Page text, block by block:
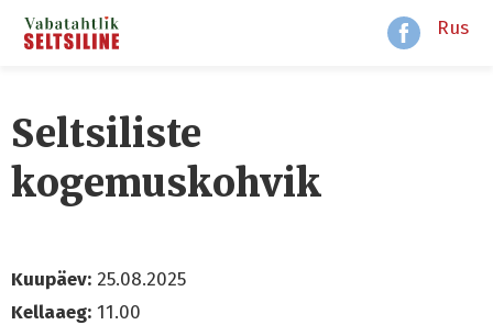
Rus
Seltsiliste
kogemuskohvik
Kuupäev: 25.08.2025
Kellaaeg: 11.00